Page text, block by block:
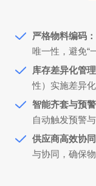
严格物料编码：
唯一性，避免“
库存差异化管理
性）实施差异
智能齐套与预警
自动触发预警
供应商高效协同
与协同，确保物